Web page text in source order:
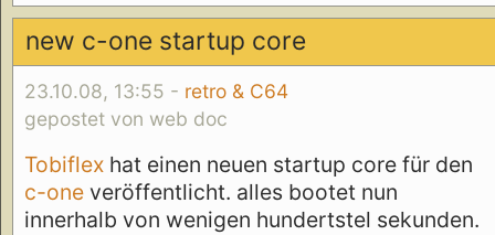
new c-one startup core
23.10.08, 13:55 - retro & C64
gepostet von web doc
Tobiflex hat einen neuen startup core für den
c-one veröffentlicht. alles bootet nun
innerhalb von wenigen hundertstel sekunden.